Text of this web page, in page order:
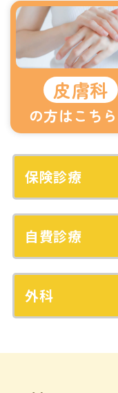
皮膚科
の方はこちら
保険診療
自費診療
外科